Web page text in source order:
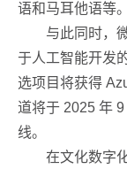
语和马耳他语等。
与此同时，微
于人工智能开发
选项目将获得
道将于 2025 年
线。
在文化数字化